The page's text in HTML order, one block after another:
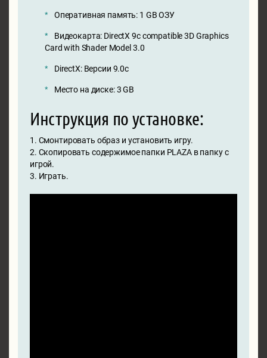
Оперативная память: 1 GB ОЗУ
Видеокарта: DirectX 9c compatible 3D Graphics
Card with Shader Model 3.0
DirectX: Версии 9.0c
Место на диске: 3 GB
Инструкция по установке:
1. Смонтировать образ и установить игру.
2. Скопировать содержимое папки PLAZA в папку с
игрой.
3. Играть.